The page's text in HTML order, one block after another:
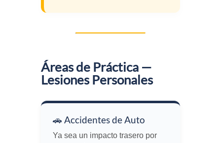
Áreas de Práctica —
Lesiones Personales
🚗 Accidentes de Auto
Ya sea un impacto trasero por